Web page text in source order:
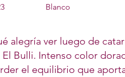
Blanco
alegría ver luego de
El Bulli. Intenso color
el equilibrio que